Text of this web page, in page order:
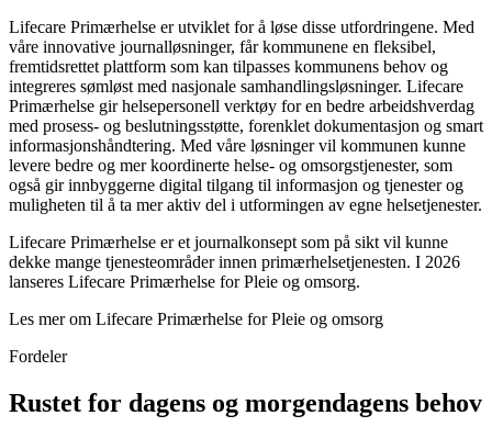
Lifecare Primærhelse er utviklet for å løse disse utfordringene. Med
våre innovative journalløsninger, får kommunene en fleksibel,
fremtidsrettet plattform som kan tilpasses kommunens behov og
integreres sømløst med nasjonale samhandlingsløsninger. Lifecare
Primærhelse gir helsepersonell verktøy for en bedre arbeidshverdag
med prosess- og beslutningsstøtte, forenklet dokumentasjon og smart
informasjonshåndtering. Med våre løsninger vil kommunen kunne
levere bedre og mer koordinerte helse- og omsorgstjenester, som
også gir innbyggerne digital tilgang til informasjon og tjenester og
muligheten til å ta mer aktiv del i utformingen av egne helsetjenester.
Lifecare Primærhelse er et journalkonsept som på sikt vil kunne
dekke mange tjenesteområder innen primærhelsetjenesten. I 2026
lanseres Lifecare Primærhelse for Pleie og omsorg.
Les mer om Lifecare Primærhelse for Pleie og omsorg
Fordeler
Rustet for dagens og morgendagens behov